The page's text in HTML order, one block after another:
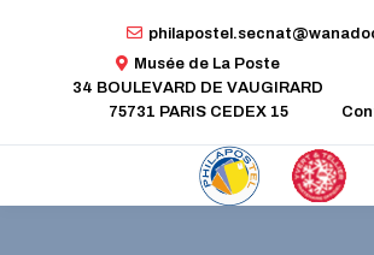
Musée de La Poste
34 BOULEVARD DE VAUGIRARD
75731 PARIS CEDEX 15